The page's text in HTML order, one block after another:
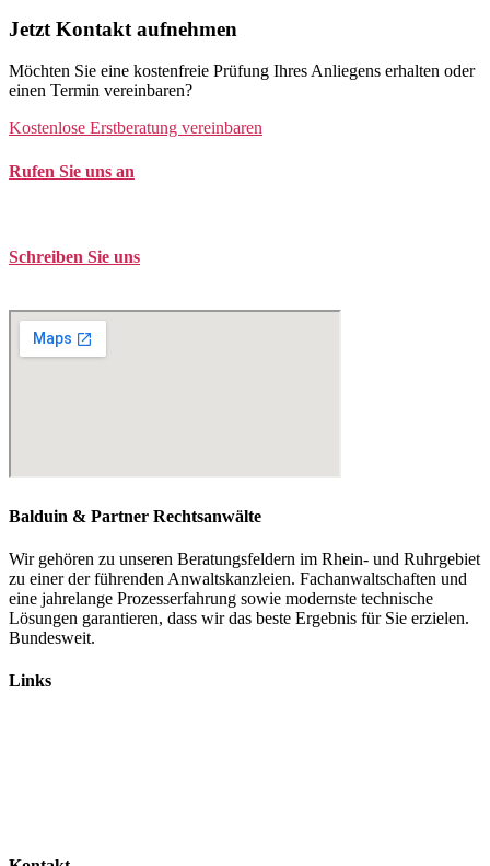
Jetzt Kontakt aufnehmen
Möchten Sie eine kostenfreie Prüfung Ihres Anliegens erhalten oder
einen Termin vereinbaren?
Kostenlose Erstberatung vereinbaren
Rufen Sie uns an
Schreiben Sie uns
Balduin & Partner Rechtsanwälte
Wir gehören zu unseren Beratungsfeldern im Rhein- und Ruhrgebiet
zu einer der führenden Anwaltskanzleien. Fachanwaltschaften und
eine jahrelange Prozesserfahrung sowie modernste technische
Lösungen garantieren, dass wir das beste Ergebnis für Sie erzielen.
Bundesweit.
Links